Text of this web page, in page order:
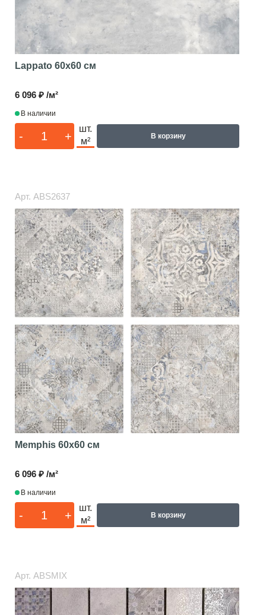
Lappato 60x60 см
6 096 ₽ /м²
В наличии
- +
шт.
м²
В корзину
Арт. ABS2637
Memphis 60x60 см
6 096 ₽ /м²
В наличии
- +
шт.
м²
В корзину
Арт. ABSMIX